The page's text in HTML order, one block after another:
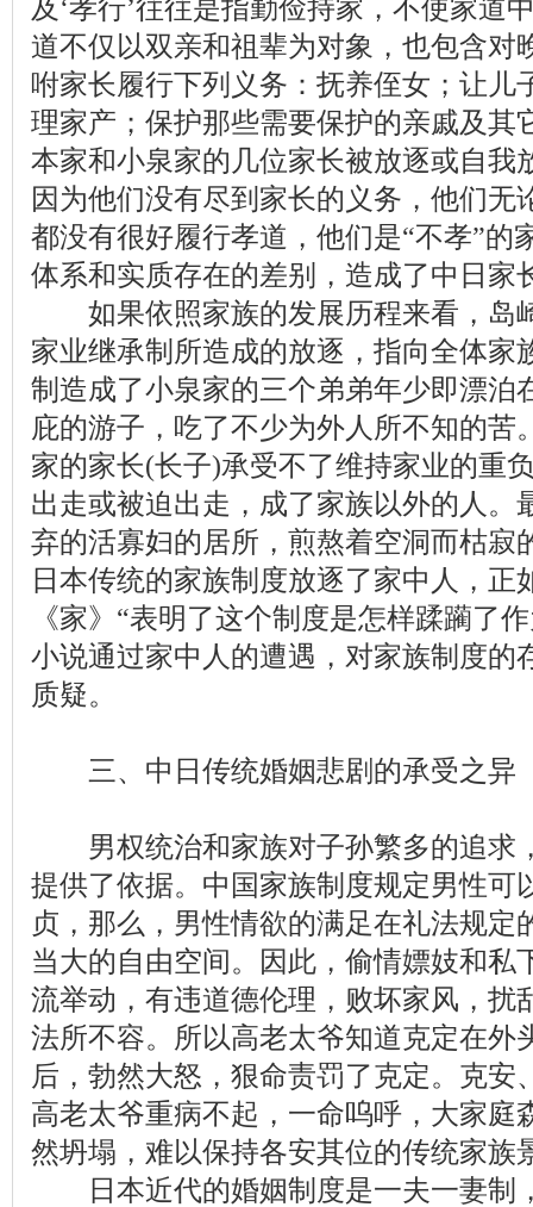
及‘孝行’往往是指勤俭持家，不使家道
道不仅以双亲和祖辈为对象，也包含对
咐家长履行下列义务：抚养侄女；让儿
理家产；保护那些需要保护的亲戚及其
本家和小泉家的几位家长被放逐或自我
因为他们没有尽到家长的义务，他们无
都没有很好履行孝道，他们是“不孝”的
体系和实质存在的差别，造成了中日家
如果依照家族的发展历程来看，岛
家业继承制所造成的放逐，指向全体家
制造成了小泉家的三个弟弟年少即漂泊
庇的游子，吃了不少为外人所不知的苦
家的家长(长子)承受不了维持家业的重
出走或被迫出走，成了家族以外的人。
弃的活寡妇的居所，煎熬着空洞而枯寂
日本传统的家族制度放逐了家中人，正
《家》“表明了这个制度是怎样蹂躏了
小说通过家中人的遭遇，对家族制度的
质疑。
三、中日传统婚姻悲剧的承受之异
男权统治和家族对子孙繁多的追求
提供了依据。中国家族制度规定男性可
贞，那么，男性情欲的满足在礼法规定
当大的自由空间。因此，偷情嫖妓和私
流举动，有违道德伦理，败坏家风，扰
法所不容。所以高老太爷知道克定在外
后，勃然大怒，狠命责罚了克定。克安
高老太爷重病不起，一命呜呼，大家庭
然坍塌，难以保持各安其位的传统家族
日本近代的婚姻制度是一夫一妻制